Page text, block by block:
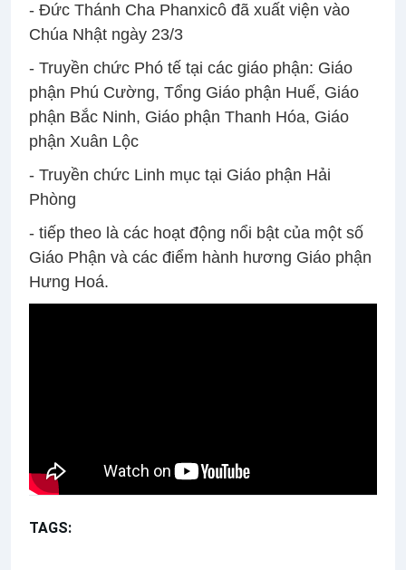
- Đức Thánh Cha Phanxicô đã xuất viện vào
Chúa Nhật ngày 23/3
- Truyền chức Phó tế tại các giáo phận: Giáo
phận Phú Cường, Tổng Giáo phận Huế, Giáo
phận Bắc Ninh, Giáo phận Thanh Hóa, Giáo
phận Xuân Lộc
- Truyền chức Linh mục tại Giáo phận Hải
Phòng
- tiếp theo là các hoạt động nổi bật của một số
Giáo Phận và các điểm hành hương Giáo phận
Hưng Hoá.
TAGS: